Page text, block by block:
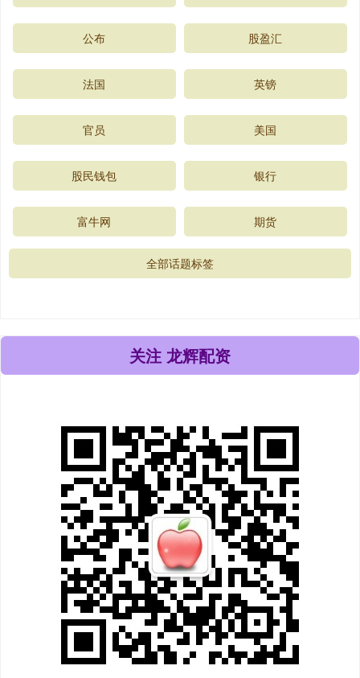
公布 股盈汇
法国 英镑
官员 美国
股民钱包 银行
富牛网 期货
全部话题标签
关注 龙辉配资